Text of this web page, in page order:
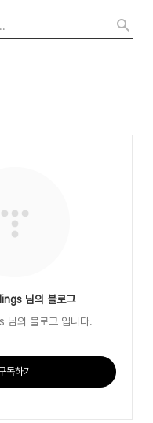
님의 블로그
의 블로그 입니다.
독하기